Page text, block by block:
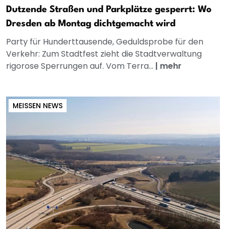
Dutzende Straßen und Parkplätze gesperrt: Wo
Dresden ab Montag dichtgemacht wird
Party für Hunderttausende, Geduldsprobe für den
Verkehr: Zum Stadtfest zieht die Stadtverwaltung
rigorose Sperrungen auf. Vom Terra... | mehr
MEISSEN NEWS